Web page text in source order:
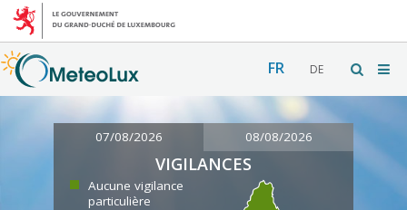
FR DE
07/08/2026 08/08/2026
VIGILANCES
Aucune vigilance
particulière